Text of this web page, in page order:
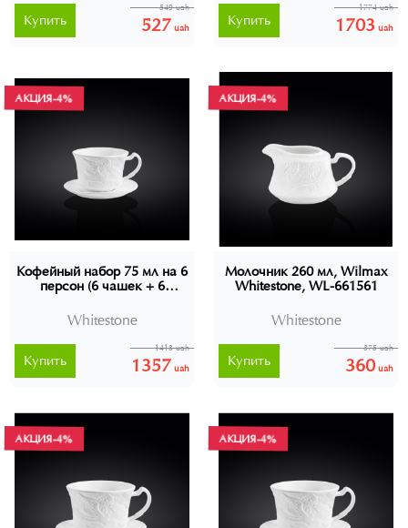
527 uah
549 uah
Купить 1703 uah
1774 uah
Купить
АКЦИЯ-4%
Кофейный набор 75 мл на 6
персон (6 чашек + 6
Whitestone, WL-661549
Whitestone
1357 uah
1413 uah
Купить
АКЦИЯ-4%
Молочник 260 мл, Wilmax
Whitestone, WL-661561
Whitestone
360 uah
375 uah
Купить
АКЦИЯ-4% АКЦИЯ-4%